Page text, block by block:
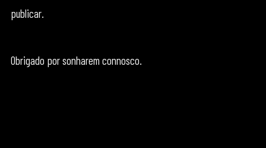
publicar.
Obrigado por sonharem connosco.